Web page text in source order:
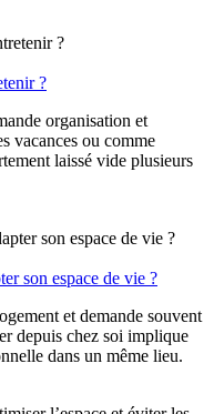
?
organisation et
vacances ou comme
laissé vide plusieurs
son espace de vie ?
et demande souvent
depuis chez soi implique
dans un même lieu.